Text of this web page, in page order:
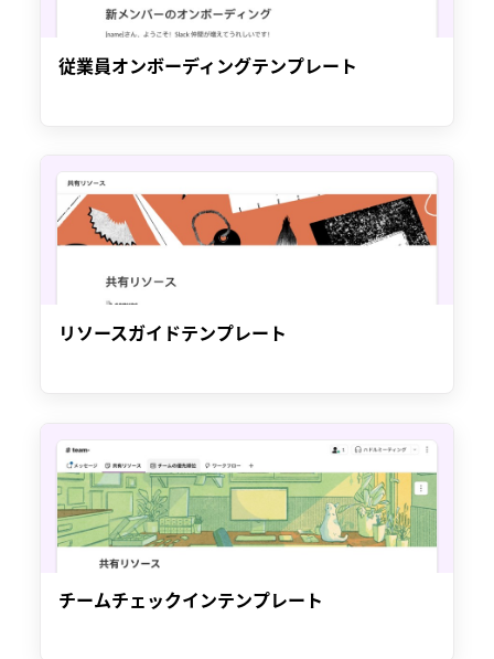
従業員オンボーディングテンプレート
リソースガイドテンプレート
チームチェックインテンプレート